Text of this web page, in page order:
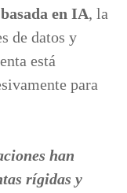
en IA, la
de datos y
está
para
han
rígidas y